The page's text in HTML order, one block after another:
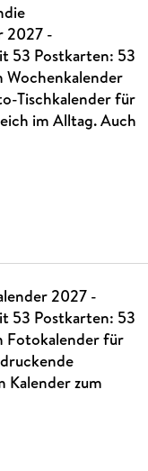
2027 -
53 Postkarten: 53
Wochenkalender
Tischkalender für
im Alltag. Auch
2027 -
53 Postkarten: 53
Fotokalender für
Kalender zum